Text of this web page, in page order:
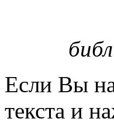
Если Вы
текста и